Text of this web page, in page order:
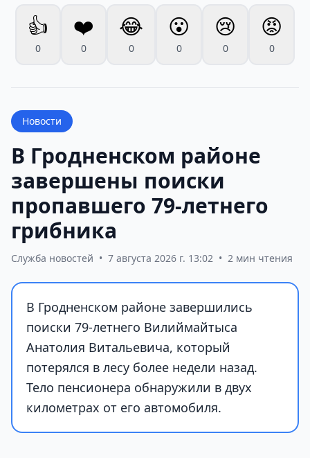
👍
0
❤️
0
😂
0
😮
0
😢
0
😡
0
Новости
В Гродненском районе
завершены поиски
пропавшего 79-летнего
грибника
Служба новостей • 7 августа 2026 г. 13:02 • 2 мин чтения
В Гродненском районе завершились
поиски 79-летнего Вилиймайтыса
Анатолия Витальевича, который
потерялся в лесу более недели назад.
Тело пенсионера обнаружили в двух
километрах от его автомобиля.